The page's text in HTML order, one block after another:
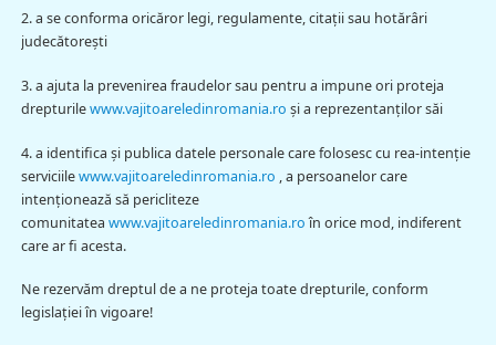
2. a se conforma oricăror legi, regulamente, citaţii sau hotărâri
judecătoreşti
3. a ajuta la prevenirea fraudelor sau pentru a impune ori proteja
drepturilewww.vajitoareledinromania.ro şi a reprezentanţilor săi
4. a identifica şi publica datele personale care folosesc cu rea-intenţie
serviciilewww.vajitoareledinromania.ro , a persoanelor care
intenţionează să pericliteze
comunitatea www.vajitoareledinromania.roîn orice mod, indiferent
care ar fi acesta.
Ne rezervăm dreptul de a ne proteja toate drepturile, conform
legislaţiei în vigoare!